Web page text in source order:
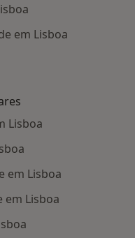
em Lisboa
Lisboa
em Lisboa
em Lisboa